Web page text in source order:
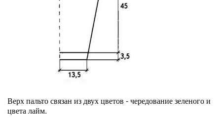
Верх пальто связан из двух цветов - чередование зеленого и
цвета лайм.